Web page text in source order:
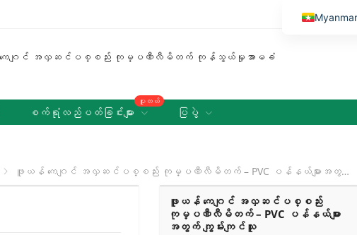
စက်ရုံလည်ပတ်ခြင်းများ
ပူတယ်
ပြပွဲ
ဖူယန် ကေဂျင် အလှဆင်ပစ္စည်း ကုမ္ပဏီလီမိတက် – PVC ပန်နယ်များအတွက် ကျွမ်းကျင်သူ
ဖူယန် ကေဂျင် အလှဆင်ပစ္စည်း
ကုမ္ပဏီလီမိတက် – PVC ပန်နယ်များ
အတွက် ကျွမ်းကျင်သူ
Myanmar
Kazakh
Korean